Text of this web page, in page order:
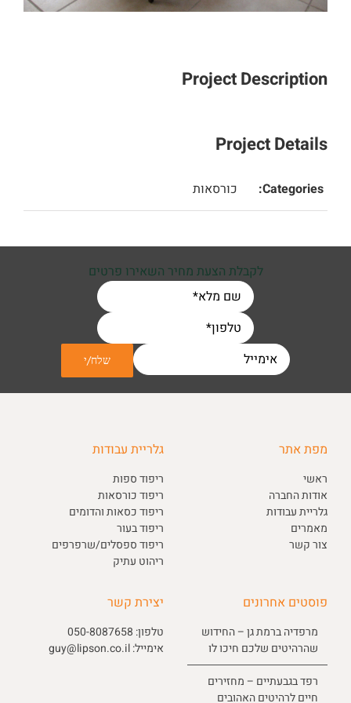
Project Description
Project Details
Categories: כורסאות
לקבלת הצעת מחיר השאירו פרטים
מפת אתר
ראשי
אודות החברה
גלריית עבודות
מאמרים
צור קשר
גלריית עבודות
ריפוד ספות
ריפוד כורסאות
ריפוד כסאות והדומים
ריפוד בעור
ריפוד ספסלים/שרפרפים
ריהוט עתיק
פוסטים אחרונים
מרפדיה ברמת גן – החידוש
שהרהיטים שלכם חיכו לו
רפד בגבעתיים – מחזירים
חיים לרהיטים האהובים
יצירת קשר
טלפון: 050-8087658
אימייל:guy@lipson.co.il